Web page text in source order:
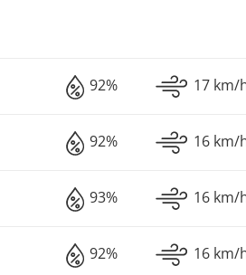
92% 17 km/
92% 16 km/
93% 16 km/
92% 16 km/